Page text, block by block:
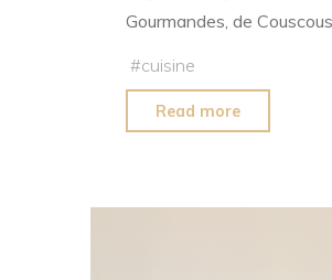
Gourmandes, de
#cuisine
Read more